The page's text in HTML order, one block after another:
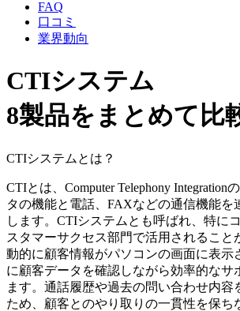
FAQ
口コミ
業界動向
CTIシステム
8製品をまとめて比
CTIシステムとは？
CTIとは、Computer Telephony Integration
タの機能と電話、FAXなどの通信機能を
します。CTIシステムとも呼ばれ、特に
スタマーサクセス部門で活用されること
動的に顧客情報がパソコンの画面に表示
に顧客データを確認しながら効率的なサ
ます。通話履歴や過去の問い合わせ内容
ため、顧客とのやり取りの一貫性を保ち